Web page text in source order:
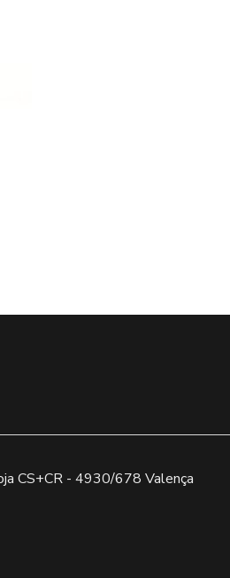
CS+CR - 4930/678 Valença